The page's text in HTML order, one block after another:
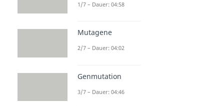
1/7 – Dauer: 04:58
Mutagene
2/7 – Dauer: 04:02
Genmutation
3/7 – Dauer: 04:46